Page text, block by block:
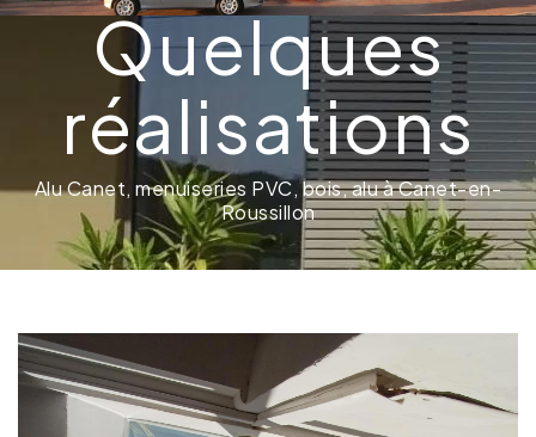
Quelques
réalisations
Alu Canet, menuiseries PVC, bois, alu à Canet-en-
Roussillon